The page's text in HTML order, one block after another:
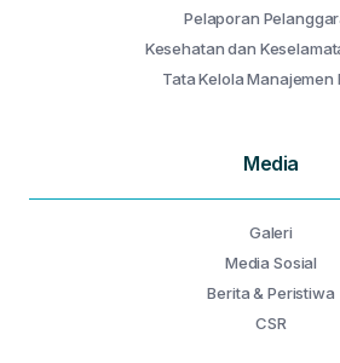
Pelaporan
Kesehatan dan
Tata Kelola Manajemen
Media
Galeri
Media Sosial
Berita & Peristiwa
CSR